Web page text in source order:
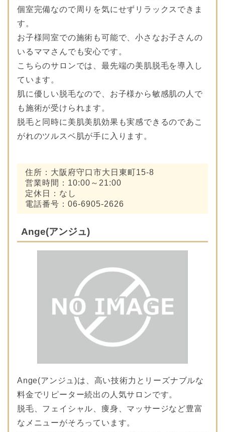
個室完備なので周りを気にせずリラックスできま
す。
お子様同室での施術も可能で、小さなお子さんの
いるママさんでも安心です。
こちらのサロンでは、最先端の美肌脱毛を導入し
ています。
肌に優しい脱毛なので、お子様から敏感肌の人で
も施術が受けられます。
脱毛と同時に美肌美肌効果も実感できるのであこ
がれのツルスベ肌が手に入ります。
住所：大阪府守口市大日東町15-8
営業時間：10:00～21:00
定休日：なし
電話番号：06-6905-2626
Ange(アンジュ)
Ange(アンジュ)は、高い技術力とリーズナブルな
料金でリピーター続出の人気サロンです。
脱毛、フェイシャル、痩身、マッサージなど豊富
なメニューがそろっています。